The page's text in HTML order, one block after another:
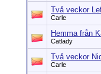
Två veckor
Carle
Hemma från
Catlady
Två veckor
Carle